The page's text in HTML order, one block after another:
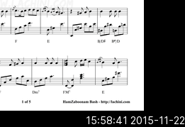
2015-11-22